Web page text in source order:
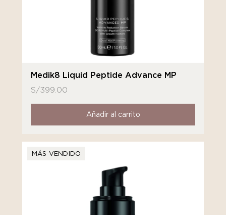
Medik8 Liquid Peptide Advance MP
S/399.00
Añadir al carrito
MÁS VENDIDO